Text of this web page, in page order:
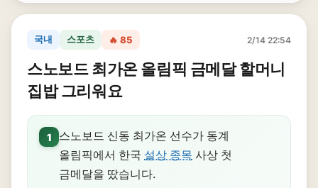
국내 스포츠 🔥 85 2/14 22:54
스노보드 최가온 올림픽 금메달 할머니
집밥 그리워요
1
스노보드 신동 최가온 선수가 동계
올림픽에서 한국 설상 종목 사상 첫
금메달을 땄습니다.